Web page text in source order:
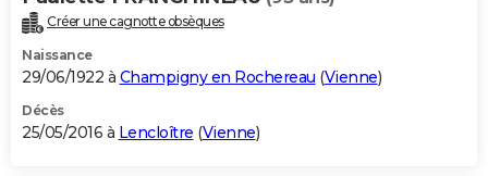
Créer une cagnotte obsèques
Naissance
29/06/1922 à Champigny en Rochereau (Vienne)
Décès
25/05/2016 à Lencloître (Vienne)